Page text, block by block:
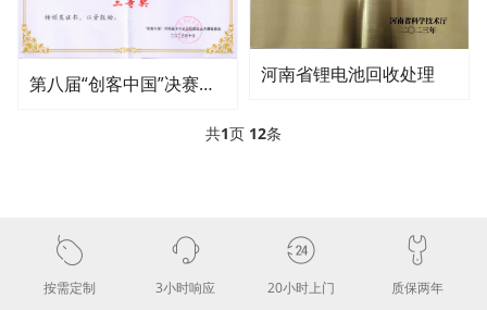
第八届“创客中国”决赛中荣获企业组三等奖 河南省锂电池回收处理
共1页 12条
按需定制 3小时响应 20小时上门 质保两年